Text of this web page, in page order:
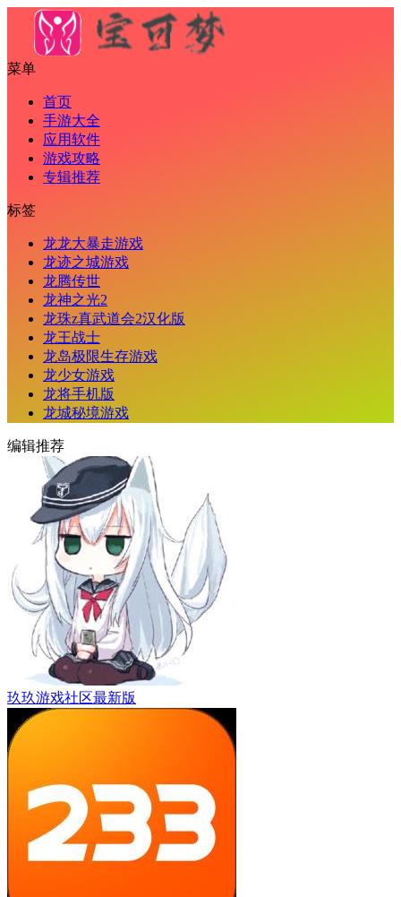
菜单
首页
手游大全
应用软件
游戏攻略
专辑推荐
标签
龙龙大暴走游戏
龙迹之城游戏
龙腾传世
龙神之光2
龙珠z真武道会2汉化版
龙王战士
龙岛极限生存游戏
龙少女游戏
龙将手机版
龙城秘境游戏
编辑推荐
玖玖游戏社区最新版